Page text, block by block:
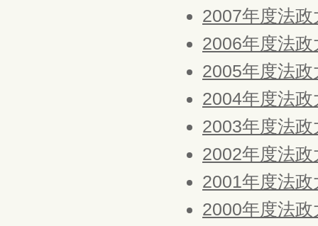
2007年度法
2006年度法
2005年度法
2004年度法
2003年度法
2002年度法
2001年度法
2000年度法